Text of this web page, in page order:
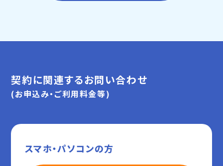
契約に関連するお問い合わせ
(お申込み・ご利用料金等)
スマホ・パソコンの方